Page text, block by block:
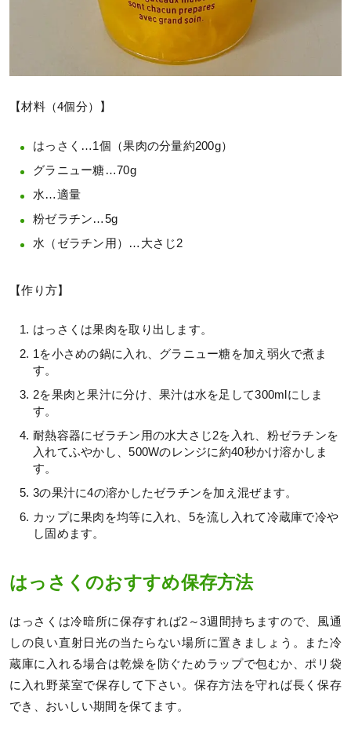
【材料（4個分）】
はっさく…1個（果肉の分量約200g）
グラニュー糖…70g
水…適量
粉ゼラチン…5g
水（ゼラチン用）…大さじ2
【作り方】
はっさくは果肉を取り出します。
1を小さめの鍋に入れ、グラニュー糖を加え弱火で煮ま
す。
2を果肉と果汁に分け、果汁は水を足して300mlにしま
す。
耐熱容器にゼラチン用の水大さじ2を入れ、粉ゼラチンを
入れてふやかし、500Wのレンジに約40秒かけ溶かしま
す。
3の果汁に4の溶かしたゼラチンを加え混ぜます。
カップに果肉を均等に入れ、5を流し入れて冷蔵庫で冷や
し固めます。
はっさくのおすすめ保存方法
はっさくは冷暗所に保存すれば2～3週間持ちますので、風通
しの良い直射日光の当たらない場所に置きましょう。また冷
蔵庫に入れる場合は乾燥を防ぐためラップで包むか、ポリ袋
に入れ野菜室で保存して下さい。保存方法を守れば長く保存
でき、おいしい期間を保てます。